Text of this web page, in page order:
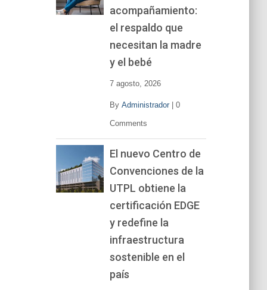
acompañamiento:
el respaldo que
necesitan la madre
y el bebé
7 agosto, 2026
By Administrador| 0
Comments
El nuevo Centro de
Convenciones de la
UTPL obtiene la
certificación EDGE
y redefine la
infraestructura
sostenible en el
país